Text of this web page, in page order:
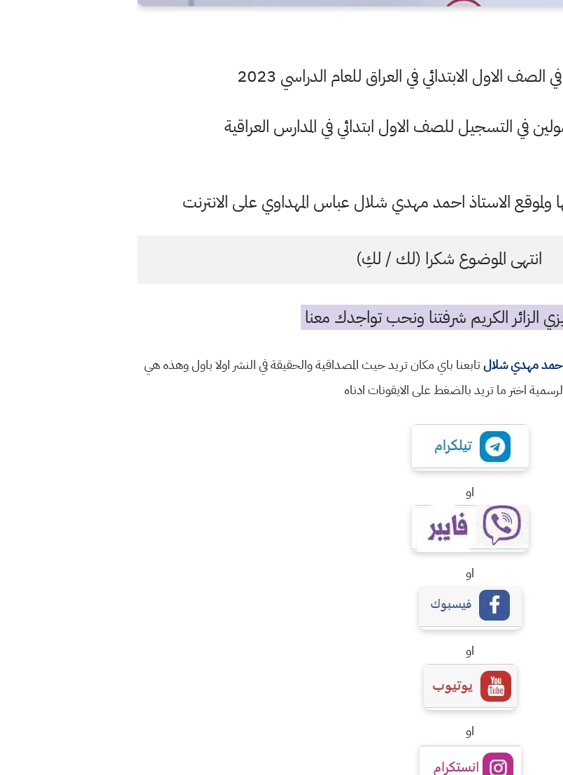
الاول الابتدائي في العراق للعام الدراسي 2023
في التسجيل للصف الاول ابتدائي في المدارس العراقية
ولموقع الاستاذ احمد مهدي شلال عباس المهداوي على الانترنت
انتهى الموضوع شكرا (لك / لكِ)
الزائر الكريم شرفتنا ونحب تواجدك معنا
احمد مهدي شلالتابعنا باي مكان تريد حيث المصداقية والحقيقة في النشر اولا باول وهذه هي
الرسمية اختر ما تريد بالضغط على الايقونات ادناه
او
او
او
او